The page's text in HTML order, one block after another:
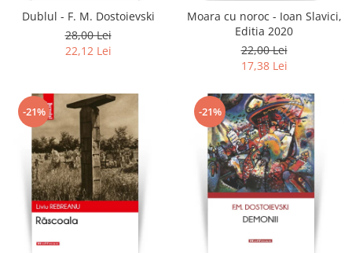
Dublul - F. M. Dostoievski
28,00 Lei
22,12 Lei
Moara cu noroc - Ioan Slavici,
Editia 2020
22,00 Lei
17,38 Lei
-21% -21%